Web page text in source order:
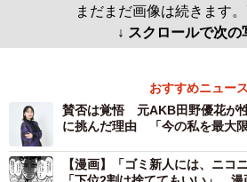
まだまだ画像は続きます。
↓ スクロールで次の
おすすめニュース
賛否は覚悟 元AKB田野優花が
に挑んだ理由 「今の私を最大限
【漫画】「ゴミ新人には、ニコ